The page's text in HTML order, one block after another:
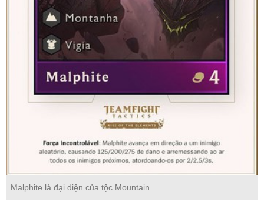
Malphite là đại diện của tộc Mountain